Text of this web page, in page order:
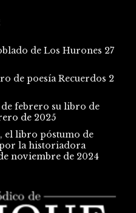
de Los Hurones 27
de poesía Recuerdos 2
febrero su libro de
de 2025
el libro póstumo de
por la historiadora
noviembre de 2024